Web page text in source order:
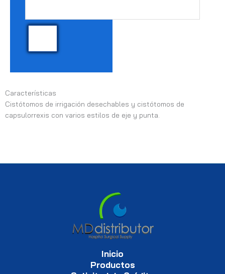
Características
Cistótomos de irrigación desechables y cistótomos de
capsulorrexis con varios estilos de eje y punta.
Inicio
Productos